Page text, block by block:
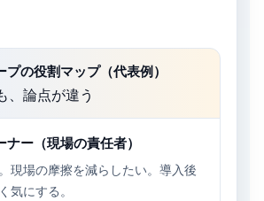
の役割マップ（代表例）
、論点が違う
ー（現場の責任者）
現場の摩擦を減らしたい。導入後
気にする。